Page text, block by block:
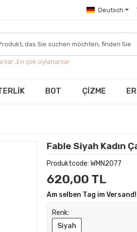
Deutsch
,En çok oylananlar
BOT ÇİZME
Fable Siyah Kadın
Produktcode: WMN2077
620,00 TL
Am selben Tag im Versand!
Renk:
Siyah